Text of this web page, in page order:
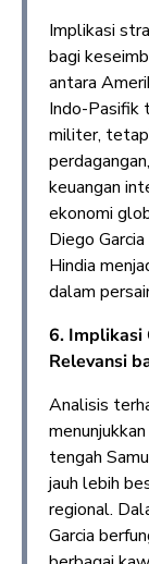
Implikasi
bagi
antara
Indo-Pasifik
militer,
keuangan
ekonomi
Diego
Hindia
dalam
6. Implikasi
Relevansi
Analisis
tengah
jauh lebih
regional.
Garcia